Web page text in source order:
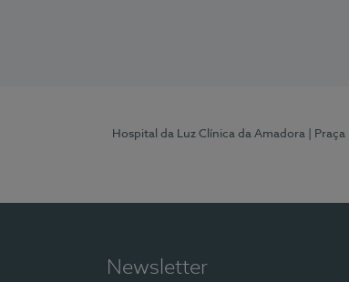
Hospital da Luz Clínica da Amadora |
Newsletter